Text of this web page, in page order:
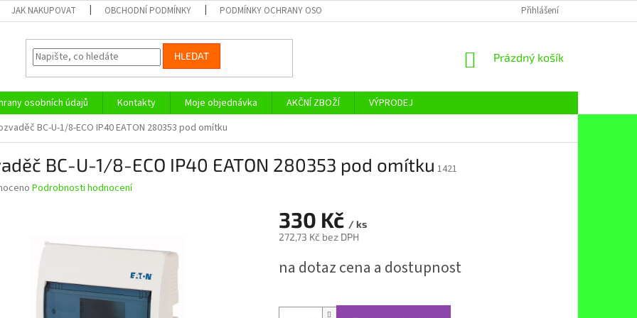
JAK NAKUPOVAT OBCHODNÍ PODMÍNKY PODMÍNKY OCHRANY OSOBNÍCH ÚDAJŮ Přihlášení
HLEDAT
NÁKUPNÍ
Prázdný košík
osobních údajů Kontakty Moje objednávka AKČNÍ ZBOŽÍ
VÝPRODEJ
BC-U-1/8-ECO IP40 EATON 280353 pod omítku
BC-U-1/8-ECO IP40 EATON 280353 pod omítku 1421
Podrobnosti hodnocení
330 Kč / ks
272,73 Kč bez DPH
cena:
na dotaz cena a dostupnost